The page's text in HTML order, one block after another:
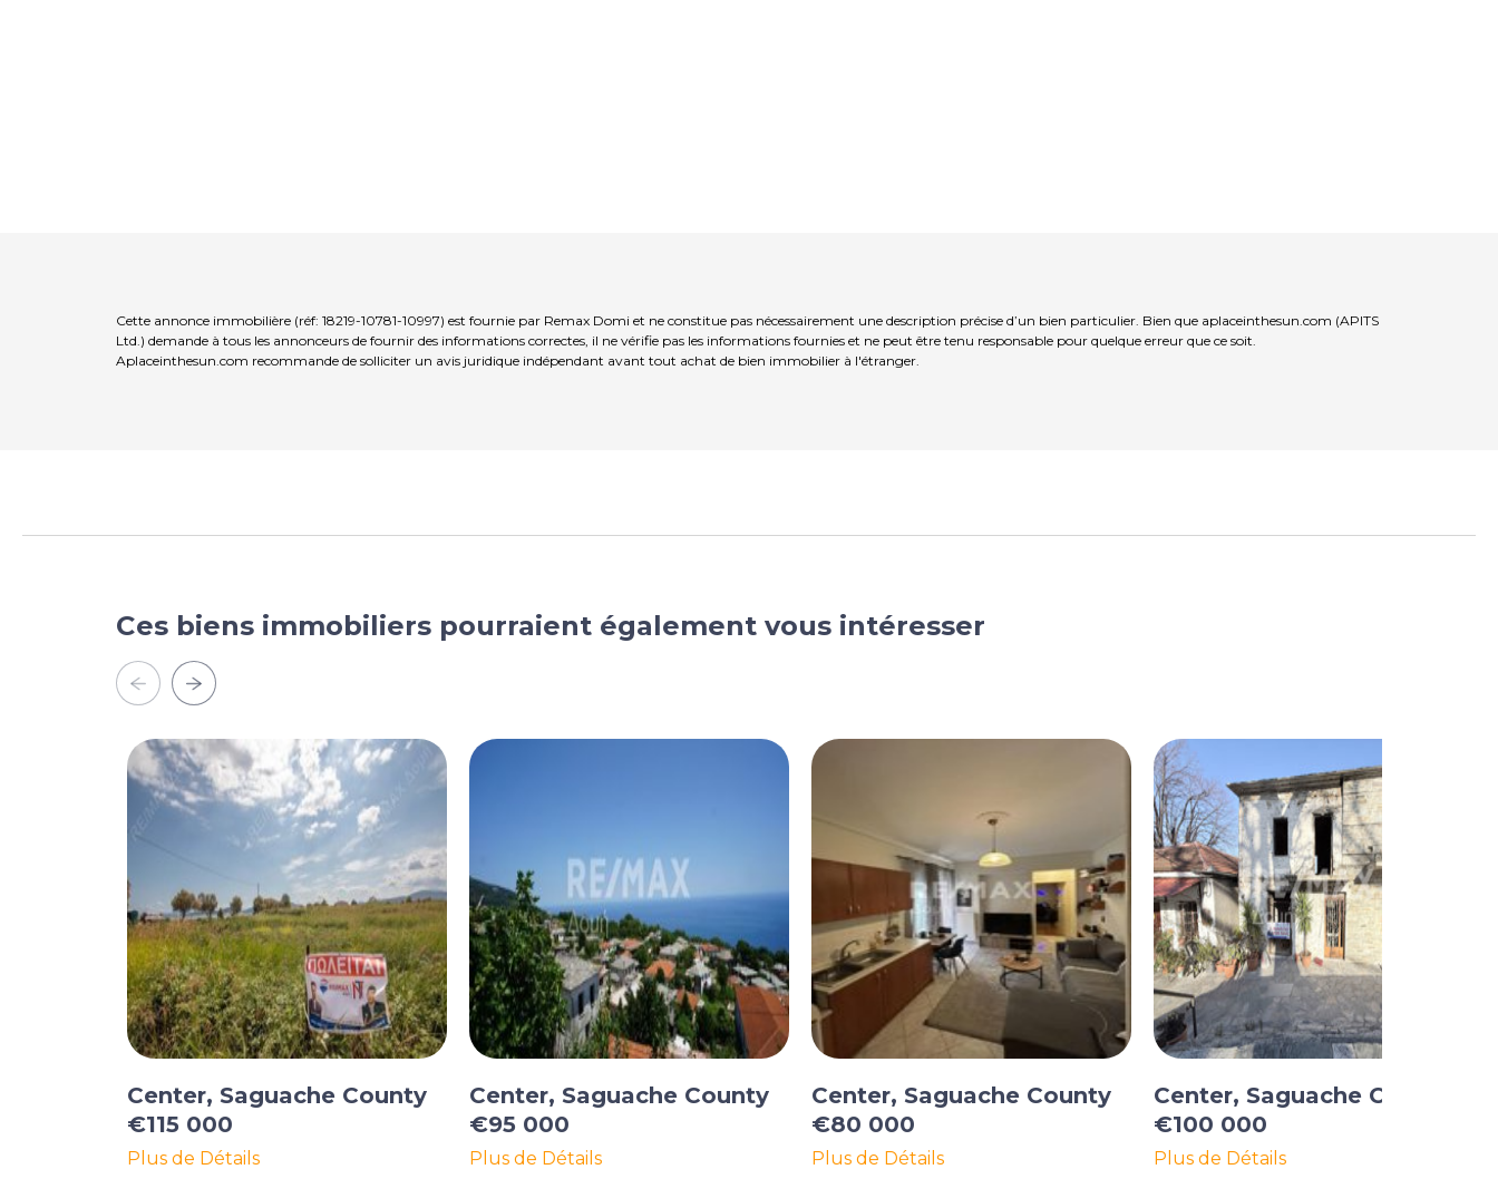
Cette annonce immobilière (réf: 18219-10781-10997) est fournie par Remax Domi et ne constitue pas nécessairement une description précise d’un bien particulier. Bien que aplaceinthesun.com (APITS
Ltd.) demande à tous les annonceurs de fournir des informations correctes, il ne vérifie pas les informations fournies et ne peut être tenu responsable pour quelque erreur que ce soit.
Aplaceinthesun.com recommande de solliciter un avis juridique indépendant avant tout achat de bien immobilier à l'étranger.
Ces biens immobiliers pourraient également vous intéresser
Center, Saguache County
€115 000
Plus de Détails
Center, Saguache County
€95 000
Plus de Détails
Center, Saguache County
€80 000
Plus de Détails
Center, Saguache County
€100 000
Plus de Détails